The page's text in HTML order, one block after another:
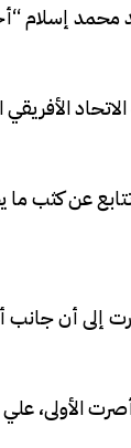
أحمد محمد
الأفريقي
تتابع عن كثب
إلى أن
الأولى،